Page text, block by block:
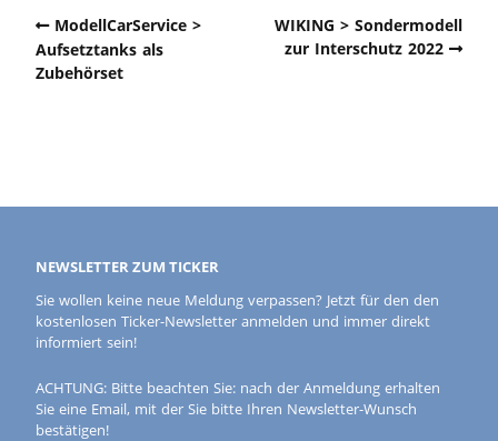
ModellCarService >
Aufsetztanks als
Zubehörset
WIKING > Sondermodell
zur Interschutz 2022
NEWSLETTER ZUM TICKER
Sie wollen keine neue Meldung verpassen? Jetzt für den den
kostenlosen Ticker-Newsletter anmelden und immer direkt
informiert sein!
ACHTUNG: Bitte beachten Sie: nach der Anmeldung erhalten
Sie eine Email, mit der Sie bitte Ihren Newsletter-Wunsch
bestätigen!